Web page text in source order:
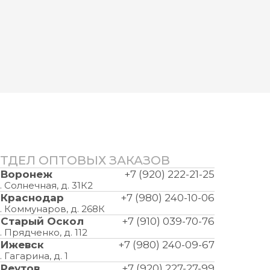
ОПТОВЫХ ЗАКАЗОВ
Воронеж
Солнечная, д. 31К2
+7 (920) 222-21-25
Краснодар
Коммунаров, д. 268К
+7 (980) 240-10-06
Старый Оскол
Прядченко, д. 112
+7 (910) 039-70-76
Ижевск
Гагарина, д. 1
+7 (980) 240-09-67